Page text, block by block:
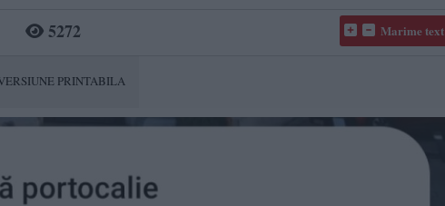
5272 Marime text
PRINTABILA